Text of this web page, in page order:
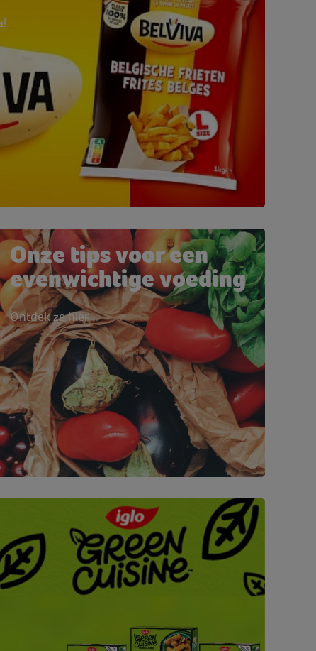
Onze tips voor een
evenwichtige voeding
Ontdek ze hier